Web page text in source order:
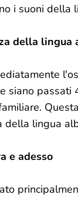
i suoni della
della lingua
siano
della lingua
e adesso